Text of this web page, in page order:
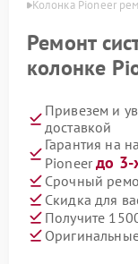
Колонка Pioneer
Ремонт
колонке
Привезем и
доставкой
Гарантия на
Pioneerдо 3-
Срочный
Скидка для
Получите